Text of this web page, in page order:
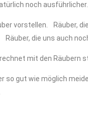
noch ausführlicher.
vorstellen. Räuber,
die uns auch
mit den Räubern
so gut wie möglich